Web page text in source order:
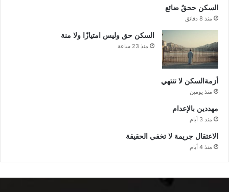
السكن ححقٌ ضائع
منذ 8 دقائق
السكن حق وليس امتيازًا ولا منة
منذ 23 ساعة
أزمةالسكن لا تنتهي
منذ يومين
مهددين بالإعدام
منذ 3 أيام
الاعتقال جريمة لا تخفي الحقيقة
منذ 4 أيام